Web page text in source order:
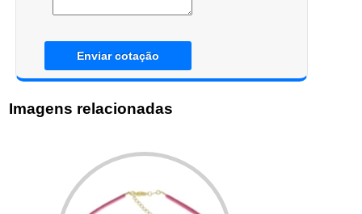
Enviar cotação
Imagens relacionadas